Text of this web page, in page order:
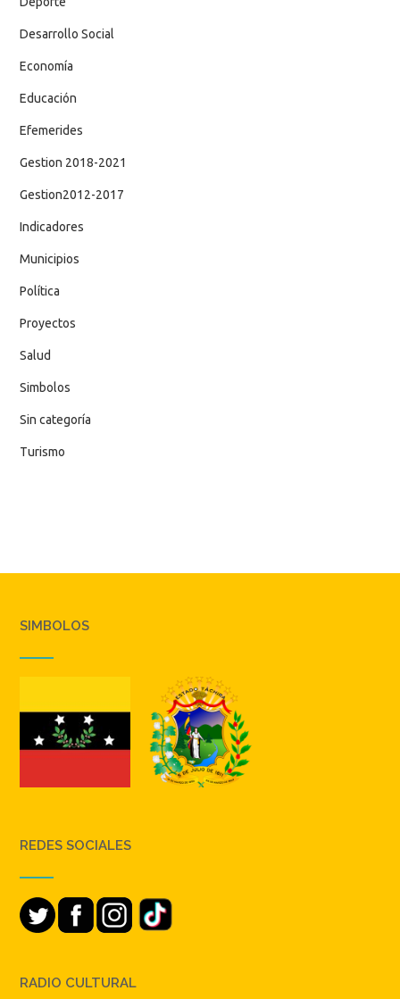
Desarrollo Social
Economía
Educación
Efemerides
Gestion 2018-2021
Gestion2012-2017
Indicadores
Municipios
Política
Proyectos
Salud
Simbolos
Sin categoría
Turismo
SIMBOLOS
REDES SOCIALES
RADIO CULTURAL